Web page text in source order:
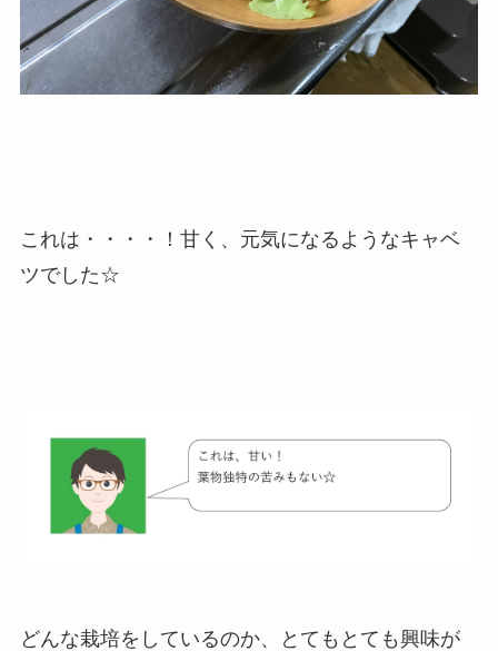
これは・・・・！甘く、元気になるようなキャベ
ツでした☆
どんな栽培をしているのか、とてもとても興味が